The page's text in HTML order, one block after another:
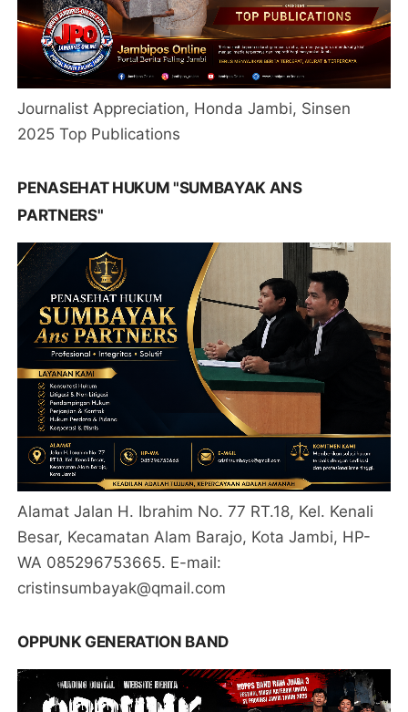
Journalist Appreciation, Honda Jambi, Sinsen
2025 Top Publications
PENASEHAT HUKUM "SUMBAYAK ANS
PARTNERS"
Alamat Jalan H. Ibrahim No. 77 RT.18, Kel. Kenali
Besar, Kecamatan Alam Barajo, Kota Jambi, HP-
WA 085296753665. E-mail:
cristinsumbayak@qmail.com
OPPUNK GENERATION BAND